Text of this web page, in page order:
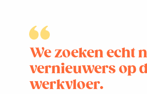
We zoeken echt
vernieuwers op
werkvloer.